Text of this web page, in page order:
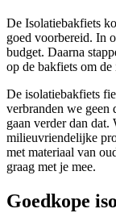
De Isolatiebakfiets
goed voorbereid. In
budget. Daarna
op de bakfiets om
De isolatiebakfiets
verbranden we geen
gaan verder dan
milieuvriendelijke
met materiaal van
graag met je mee.
Goedkope